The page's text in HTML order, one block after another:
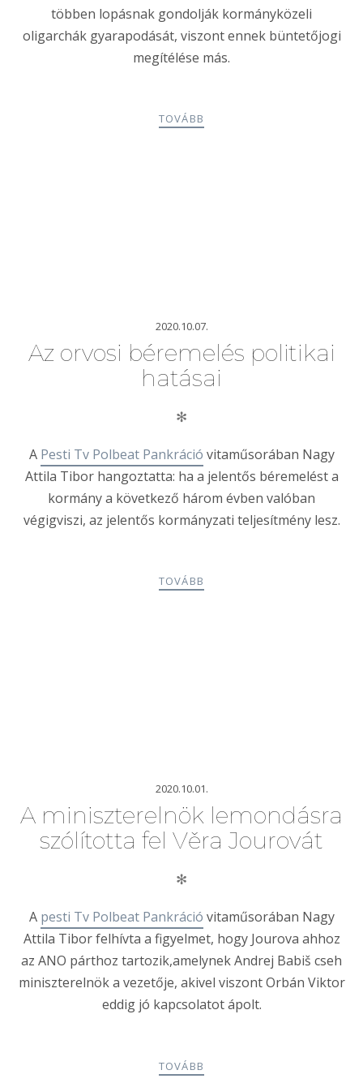
többen lopásnak gondolják kormányközeli
oligarchák gyarapodását, viszont ennek büntetőjogi
megítélése más.
TOVÁBB
2020.10.07.
Az orvosi béremelés politikai
hatásai
✻
A Pesti Tv Polbeat Pankráció vitaműsorában Nagy
Attila Tibor hangoztatta: ha a jelentős béremelést a
kormány a következő három évben valóban
végigviszi, az jelentős kormányzati teljesítmény lesz.
TOVÁBB
2020.10.01.
A miniszterelnök lemondásra
szólította fel Věra Jourovát
✻
A pesti Tv Polbeat Pankráció vitaműsorában Nagy
Attila Tibor felhívta a figyelmet, hogy Jourova ahhoz
az ANO párthoz tartozik,amelynek Andrej Babiš cseh
miniszterelnök a vezetője, akivel viszont Orbán Viktor
eddig jó kapcsolatot ápolt.
TOVÁBB